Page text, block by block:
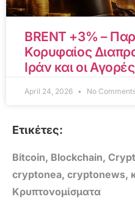
BRENT +3% –
Κορυφαίος
Ιράν και οι
April 24, 2026 No
Ετικέτες:
Bitcoin, Blockchain,
cryptonea, cryptonews,
Κρυπτονομίσματα